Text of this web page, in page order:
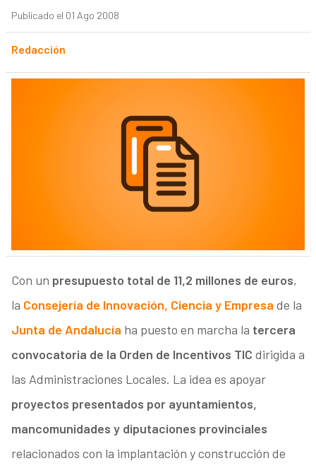
Publicado el 01 Ago 2008
Redacción
Con un presupuesto total de 11,2 millones de euros,
la Consejería de Innovación, Ciencia y Empresa de la
Junta de Andalucía ha puesto en marcha la tercera
convocatoria de la Orden de Incentivos TIC dirigida a
las Administraciones Locales. La idea es apoyar
proyectos presentados por ayuntamientos,
mancomunidades y diputaciones provinciales
relacionados con la implantación y construcción de